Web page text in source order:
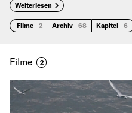
Weiterlesen
Filme 2 Archiv 68 Kapitel 6
Filme 2